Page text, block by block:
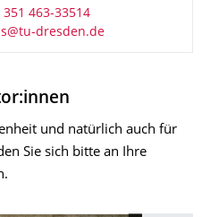
und natürlich auch für
Sie sich bitte an Ihre